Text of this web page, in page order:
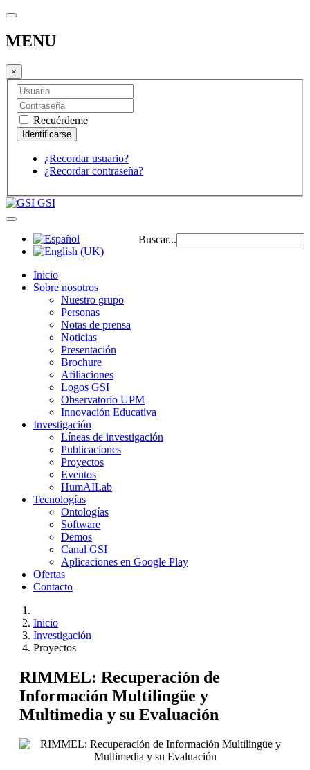
MENU
×
Recuérdeme
¿Recordar usuario?
¿Recordar contraseña?
GSI
Buscar...
Inicio
Sobre nosotros
Nuestro grupo
Personas
Notas de prensa
Noticias
Presentación
Brochure
Afiliaciones
Logos GSI
Observatorio UPM
Innovación Educativa
Investigación
Líneas de investigación
Publicaciones
Proyectos
Eventos
HumAILab
Tecnologías
Ontologías
Software
Demos
Canal GSI
Aplicaciones en Google Play
Ofertas
Contacto
Inicio
Investigación
Proyectos
RIMMEL: Recuperación de
Información Multilingüe y
Multimedia y su Evaluación